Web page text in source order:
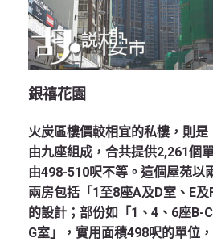
銀禧花園
火炭區樓價較相宜的私樓，則是
由九座組成，合共提供2,261個
由498-510呎不等。這個屋苑以
兩房包括「1至8座A及D室、E
的設計；部份如「1、4、6座B-
G室」，實用面積498呎的單位